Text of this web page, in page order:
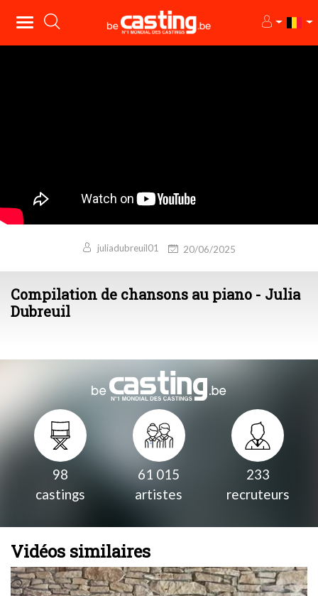
juliadubreuil01 20/06/2025
Compilation de chansons au piano - Julia
Dubreuil
98
castings
61 015
artistes
233
recruteurs
Vidéos similaires